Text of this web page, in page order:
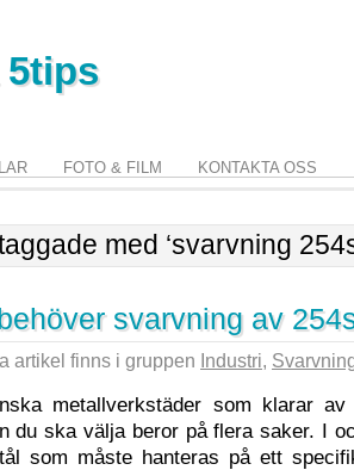
FOTO & FILM KONTAKTA OSS
med ‘svarvning
svarvning av
artikel finns i gruppen Industri,
metallverkstäder som klarar av
du ska välja beror på flera saker. I
som måste hanteras på ett